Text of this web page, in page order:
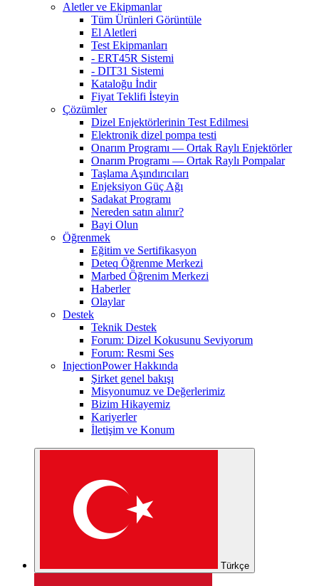
Aletler ve Ekipmanlar
Tüm Ürünleri Görüntüle
El Aletleri
Test Ekipmanları
- ERT45R Sistemi
- DIT31 Sistemi
Kataloğu İndir
Fiyat Teklifi İsteyin
Çözümler
Dizel Enjektörlerinin Test Edilmesi
Elektronik dizel pompa testi
Onarım Programı — Ortak Raylı Enjektörler
Onarım Programı — Ortak Raylı Pompalar
Taşlama Aşındırıcıları
Enjeksiyon Güç Ağı
Sadakat Programı
Nereden satın alınır?
Bayi Olun
Öğrenmek
Eğitim ve Sertifikasyon
Deteq Öğrenme Merkezi
Marbed Öğrenim Merkezi
Haberler
Olaylar
Destek
Teknik Destek
Forum: Dizel Kokusunu Seviyorum
Forum: Resmi Ses
InjectionPower Hakkında
Şirket genel bakışı
Misyonumuz ve Değerlerimiz
Bizim Hikayemiz
Kariyerler
İletişim ve Konum
Türkçe